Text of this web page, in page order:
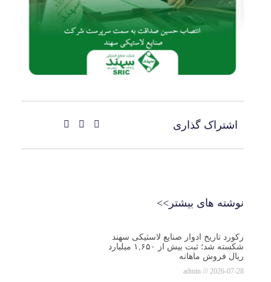
اشتراک گذاری
نوشته های بیشتر>>
رکورد تاریخ ادوار صنایع لاستیکی سهند
شکسته شد؛ ثبت بیش از ۱,۶۵۰ میلیارد
ریال فروش ماهانه
admin 2026-07-28